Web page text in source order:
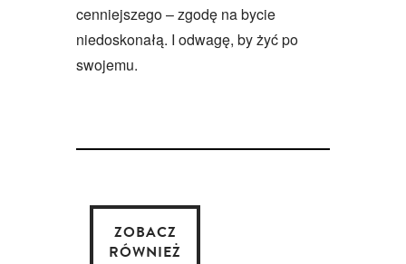
cenniejszego – zgodę na bycie
niedoskonałą. I odwagę, by żyć po
swojemu.
ZOBACZ
RÓWNIEŻ